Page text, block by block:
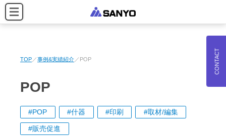
TOP 事例&実績紹介 POP
POP
POP 什器 印刷 取材/編集
販売促進
CONTACT